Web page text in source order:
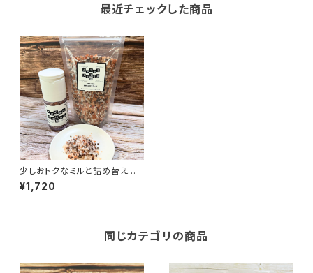
最近チェックした商品
少しおトクなミルと詰め替えセッ
ト｜ひと振りで、料理が変わる塩
｜クセのあるクセになる塩｜ミ
¥1,720
同じカテゴリの商品